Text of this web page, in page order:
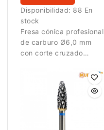
Disponibilidad: 88 En
stock
Fresa cónica profesional
de carburo Ø6,0 mm
con corte cruzado
mm de longitud de
trabajo. Diseñada para
retirar gel, acrílico y
materiales resistentes
de forma rápida y